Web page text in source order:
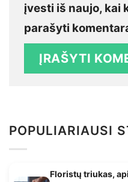
įvesti iš naujo, kai
parašyti
POPULIARIAUSI
Floristų triukas,